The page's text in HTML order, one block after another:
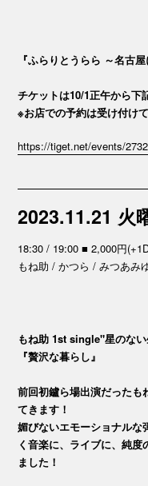
『ふらりとうらら ～名古屋
チケットは10/1正午から下
※お店での予約は受け付け
https://tiget.net/events/
2023.11.21 火
18:30 / 19:00 ■ 2,000円
もね助 / かつら / みつあみ
もね助 1st single"星のな
『贅沢な暮らし』
前回初鑪ら場出演だったも
てきます！
媚びないエモーショナル
く音楽に、ライブに、純
ました！